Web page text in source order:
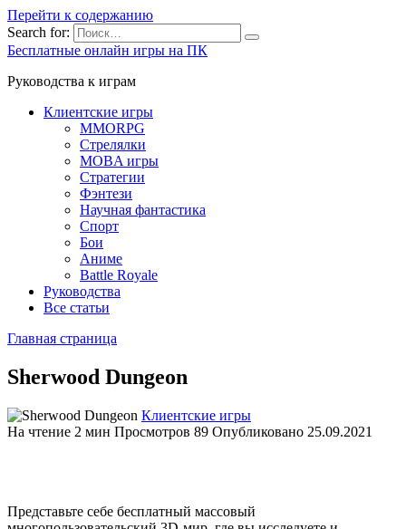
Перейти к содержанию
Search for:
Бесплатные онлайн игры на ПК
Руководства к играм
Клиентские игры
MMORPG
Стрелялки
MOBA игры
Стратегии
Фэнтези
Научная фантастика
Спорт
Бои
Аниме
Battle Royale
Руководства
Все статьи
Главная страница
Sherwood Dungeon
Клиентские игры
На чтение 2 мин Просмотров 89 Опубликовано 25.09.2021
Представьте себе бесплатный массовый